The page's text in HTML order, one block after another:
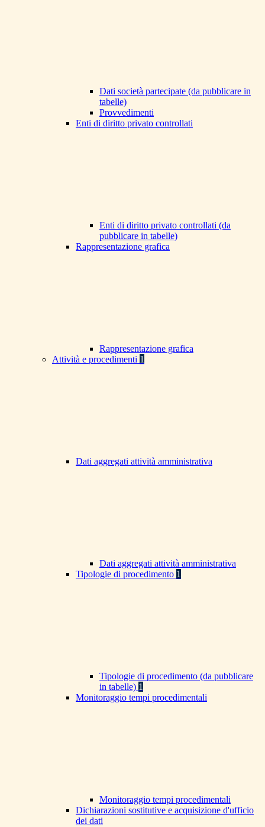
Dati società partecipate (da pubblicare in
tabelle)
Provvedimenti
Enti di diritto privato controllati
Enti di diritto privato controllati (da
pubblicare in tabelle)
Rappresentazione grafica
Rappresentazione grafica
Attività e procedimenti 1
Dati aggregati attività amministrativa
Dati aggregati attività amministrativa
Tipologie di procedimento 1
Tipologie di procedimento (da pubblicare
in tabelle) 1
Monitoraggio tempi procedimentali
Monitoraggio tempi procedimentali
Dichiarazioni sostitutive e acquisizione d'ufficio
dei dati